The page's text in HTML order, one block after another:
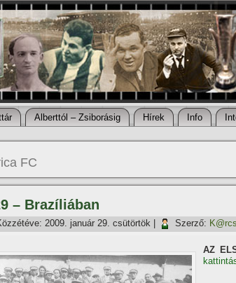
Alberttól – Zsiborásig Hí­rek Info
FC
– Brazíliában
2009. január 29. csütörtök Szerző:
AZ